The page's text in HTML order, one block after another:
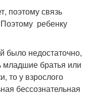
поэтому связь
ребенку
было недостаточно,
младшие братья или
то у взрослого
бессознательная